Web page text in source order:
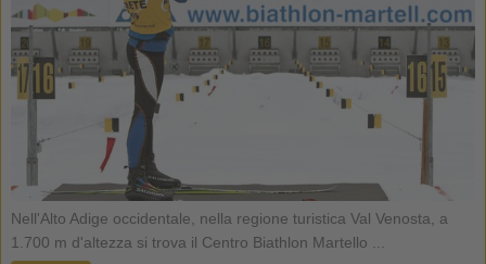
Nell'Alto Adige occidentale, nella regione turistica Val Venosta, a
1.700 m d'altezza si trova il Centro Biathlon Martello ...